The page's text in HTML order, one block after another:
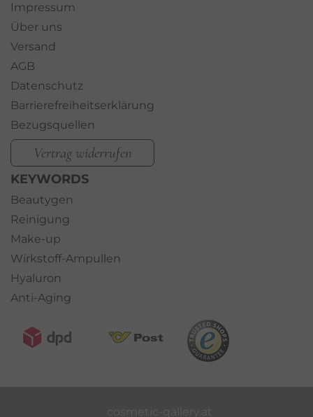
Impressum
Über uns
Versand
AGB
Datenschutz
Barrierefreiheitserklärung
Bezugsquellen
Vertrag widerrufen
KEYWORDS
Beautygen
Reinigung
Make-up
Wirkstoff-Ampullen
Hyaluron
Anti-Aging
cosmetic-gallery.at